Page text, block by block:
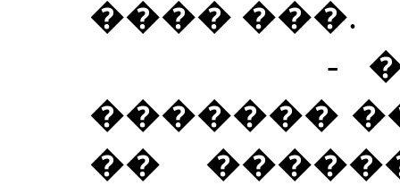
���� ���.
-
�������
��